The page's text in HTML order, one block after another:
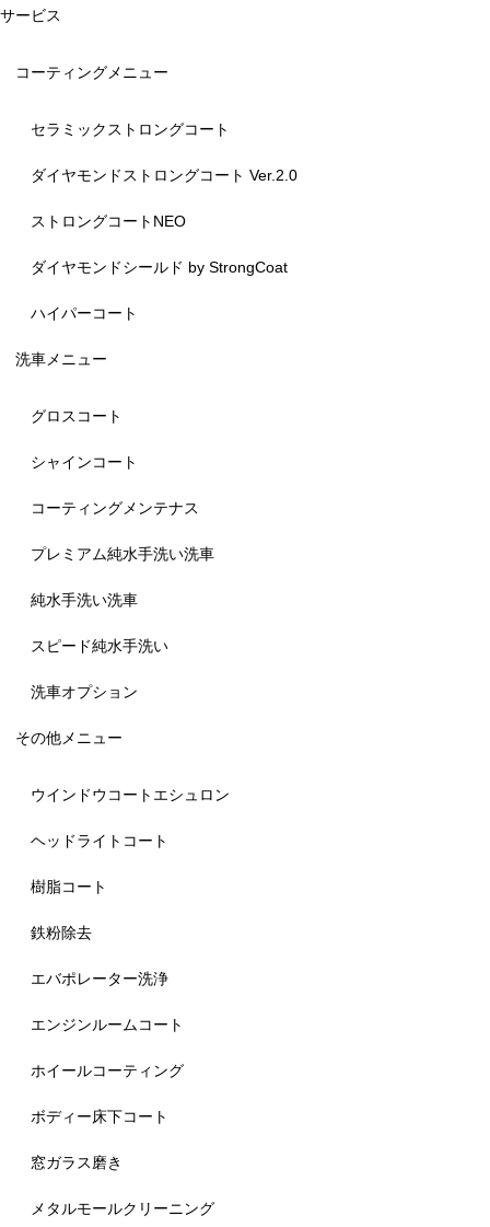
サービス
コーティングメニュー
セラミックストロングコート
ダイヤモンドストロングコート Ver.2.0
ストロングコートNEO
ダイヤモンドシールド by StrongCoat
ハイパーコート
洗車メニュー
グロスコート
シャインコート
コーティングメンテナス
プレミアム純水手洗い洗車
純水手洗い洗車
スピード純水手洗い
洗車オプション
その他メニュー
ウインドウコートエシュロン
ヘッドライトコート
樹脂コート
鉄粉除去
エバポレーター洗浄
エンジンルームコート
ホイールコーティング
ボディー床下コート
窓ガラス磨き
メタルモールクリーニング